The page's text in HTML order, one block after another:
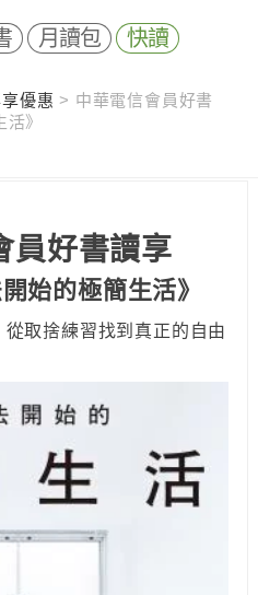
月讀包 快讀
優惠 > 中華電信會員好書
》
員好書讀享
始的極簡生活》
取捨練習找到真正的自由